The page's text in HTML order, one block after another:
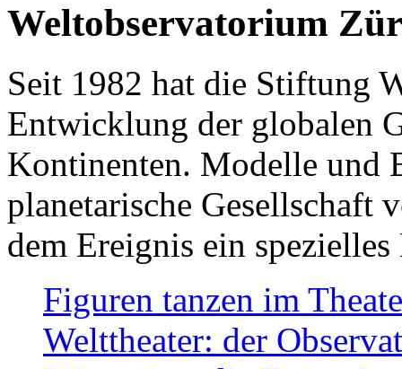
Weltobservatorium
Seit 1982 hat die Stiftung
Entwicklung der globalen
Kontinenten. Modelle und
planetarische Gesellschaft
dem Ereignis ein
Figuren tanzen im
Welttheater: der